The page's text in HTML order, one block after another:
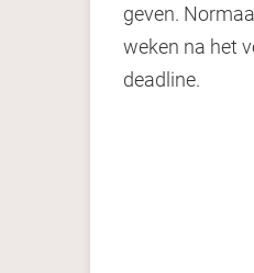
geven.
weken na het
deadline.